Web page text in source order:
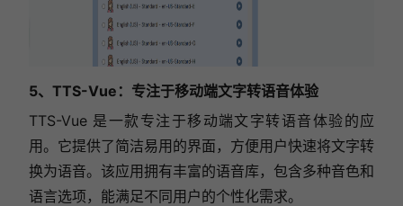
5、TTS-Vue：专注于移动端文字转语音体验
TTS-Vue 是一款专注于移动端文字转语音体验的应
用。它提供了简洁易用的界面，方便用户快速将文字转
换为语音。该应用拥有丰富的语音库，包含多种音色和
语言选项，能满足不同用户的个性化需求。